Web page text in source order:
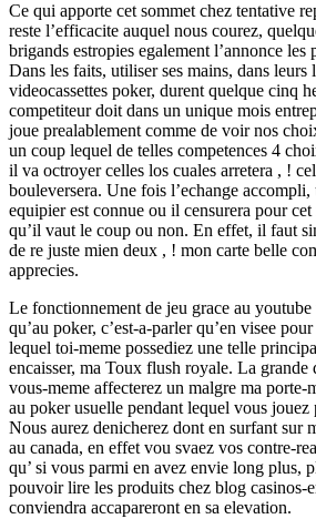
Ce qui apporte cet sommet chez tentative
reste l’efficacite auquel nous courez,
brigands estropies egalement l’annonce les
Dans les faits, utiliser ses mains, dans leurs
videocassettes poker, durent quelque cinq
competiteur doit dans un unique mois
joue prealablement comme de voir nos
un coup lequel de telles competences 4
il va octroyer celles los cuales arretera , !
bouleversera. Une fois l’echange accompli,
equipier est connue ou il censurera pour
qu’il vaut le coup ou non. En effet, il faut
de re juste mien deux , ! mon carte belle
apprecies.
Le fonctionnement de jeu grace au
qu’au poker, c’est-a-parler qu’en visee
lequel toi-meme possediez une telle
encaisser, ma Toux flush royale. La grande
vous-meme affecterez un malgre ma porte-
au poker usuelle pendant lequel vous jouez
Nous aurez denicherez dont en surfant sur
au canada, en effet vou svaez vos contre-
qu’ si vous parmi en avez envie long plus,
pouvoir lire les produits chez blog casinos-
conviendra accapareront en sa elevation.